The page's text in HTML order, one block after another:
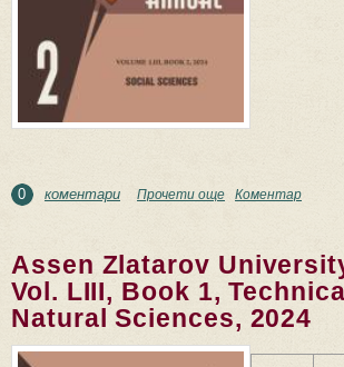
0 коментари Прочети още about Assen
Коментар
Assen Zlatarov
Vol. LIII, Book 1,
Natural Sciences, 2024